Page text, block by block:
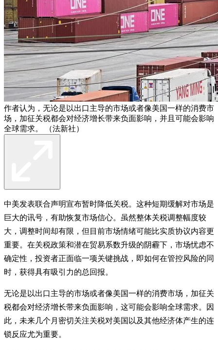
作者认为，无论是以出口主导的市场或者像美国一样的消费市
场，加征关税都会对经济增长带来负面影响，并且可能会影响
全球需求。 （法新社）
中美发表联合声明宣布暂时降低关税。这种短期缓解对市场是
巨大的讯号，有助恢复市场信心。虽然整体关税调整幅度较
大，调整时间却有限，但目前市场情绪可能比实质协议内容更
重要。在关税政策和潜在贸易系数升级的阴霾下，市场忧虑不
确定性，投资者正面临一项关键挑战，即如何在管控风险的同
时，获得具有吸引力的总回报。
无论是以出口主导的市场或者像美国一样的消费市场，加征关
税都会对经济增长带来负面影响，这可能会影响全球需求。因
此，未来几个月密切关注关税对美国以及其他经济体产生的连
锁反应尤为重要。